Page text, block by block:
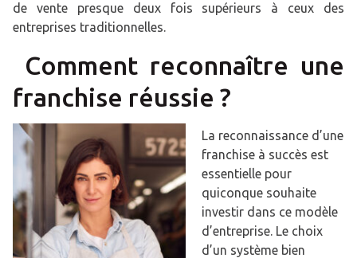
de vente presque deux fois supérieurs à ceux des
entreprises traditionnelles.
Comment reconnaître une
franchise réussie ?
La reconnaissance d’une
franchise à succès est
essentielle pour
quiconque souhaite
investir dans ce modèle
d’entreprise. Le choix
d’un système bien